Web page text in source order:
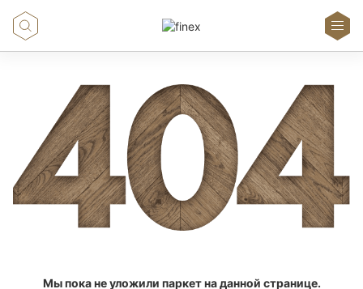
Мы пока не уложили паркет на данной странице.